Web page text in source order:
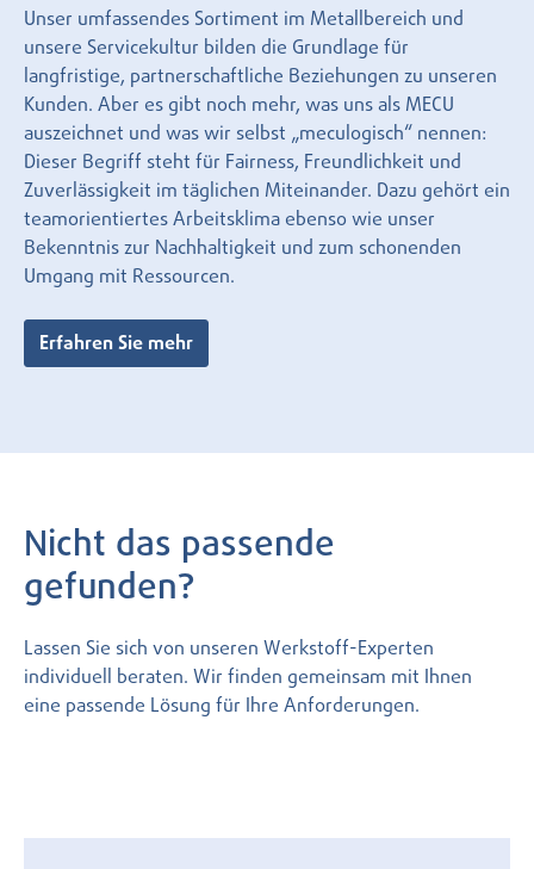
Unser umfassendes Sortiment im Metallbereich und
unsere Servicekultur bilden die Grundlage für
langfristige, partnerschaftliche Beziehungen zu unseren
Kunden. Aber es gibt noch mehr, was uns als MECU
auszeichnet und was wir selbst „meculogisch“ nennen:
Dieser Begriff steht für Fairness, Freundlichkeit und
Zuverlässigkeit im täglichen Miteinander. Dazu gehört ein
teamorientiertes Arbeitsklima ebenso wie unser
Bekenntnis zur Nachhaltigkeit und zum schonenden
Umgang mit Ressourcen.
Erfahren Sie mehr
Nicht das passende
gefunden?
Lassen Sie sich von unseren Werkstoff-Experten
individuell beraten. Wir finden gemeinsam mit Ihnen
eine passende Lösung für Ihre Anforderungen.